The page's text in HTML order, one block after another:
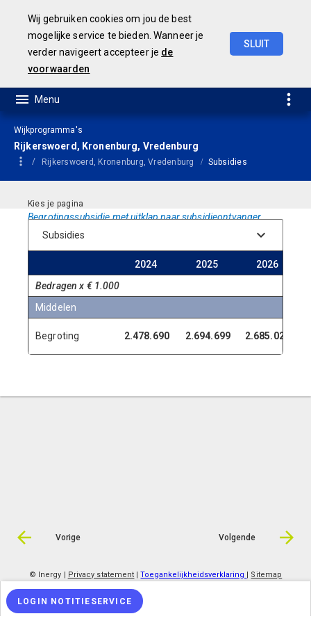
Wij gebruiken cookies om jou de best
mogelijke service te bieden. Wanneer je
verder navigeert accepteer je de
voorwaarden
SLUIT
Wijkprogramma's
Rijkerswoerd, Kronenburg, Vredenburg
Rijkerswoerd, Kronenburg, Vredenburg Subsidies
Begrotingssubsidie met uitklap naar subsidieontvanger.
2024
2025
2026
Bedragen x € 1.000
Middelen
Begroting 2.478.690 2.694.699 2.685.020
Vorige Volgende
© Inergy | Privacy statement |Toegankelijkheidsverklaring | Sitemap
LOGIN NOTITIESERVICE